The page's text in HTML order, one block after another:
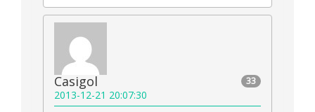
33
Casigol
2013-12-21 20:07:30